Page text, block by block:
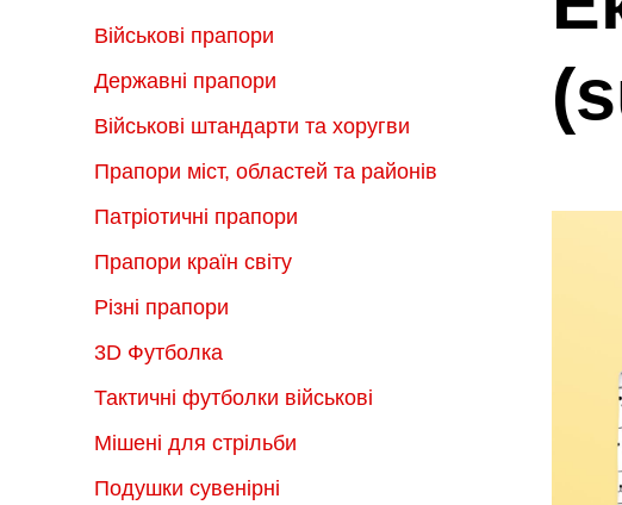
Військові прапори
Державні прапори
Військові штандарти та хоругви
Прапори міст, областей та районів
Патріотичні прапори
Прапори країн світу
Різні прапори
3D Футболка
Тактичні футболки військові
Мішені для стрільби
Подушки сувенірні